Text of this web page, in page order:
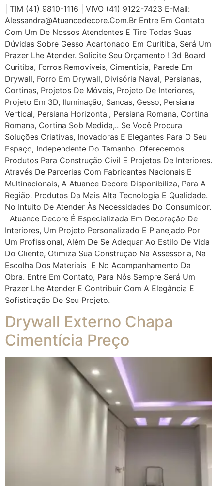
| TIM (41) 9810-1116 | VIVO (41) 9122-7423 E-Mail:
Alessandra@atuancedecore.com.br Entre Em Contato
Com Um De Nossos Atendentes E Tire Todas Suas
Dúvidas Sobre Gesso Acartonado Em Curitiba, Será Um
Prazer Lhe Atender. Solicite Seu Orçamento ! 3d Board
Curitiba, Forros Removíveis, Cimentícia, Parede Em
Drywall, Forro Em Drywall, Divisória Naval, Persianas,
Cortinas, Projetos De Móveis, Projeto De Interiores,
Projeto Em 3D, Iluminação, Sancas, Gesso, Persiana
Vertical, Persiana Horizontal, Persiana Romana, Cortina
Romana, Cortina Sob Medida,.. Se Você Procura
Soluções Criativas, Inovadoras E Elegantes Para O Seu
Espaço, Independente Do Tamanho. Oferecemos
Produtos Para Construção Civil E Projetos De Interiores.
Através De Parcerias Com Fabricantes Nacionais E
Multinacionais, A Atuance Decore Disponibiliza, Para A
Região, Produtos Da Mais Alta Tecnologia E Qualidade.
No Intuito De Atender Às Necessidades Do Consumidor.
Atuance Decore É Especializada Em Decoração De
Interiores, Um Projeto Personalizado E Planejado Por
Um Profissional, Além De Se Adequar Ao Estilo De Vida
Do Cliente, Otimiza Sua Construção Na Assessoria, Na
Escolha Dos Materiais E No Acompanhamento Da
Obra. Entre Em Contato, Para Nós Sempre Será Um
Prazer Lhe Atender E Contribuir Com A Elegância E
Sofisticação De Seu Projeto.
Drywall Externo Chapa
Cimentícia Preço